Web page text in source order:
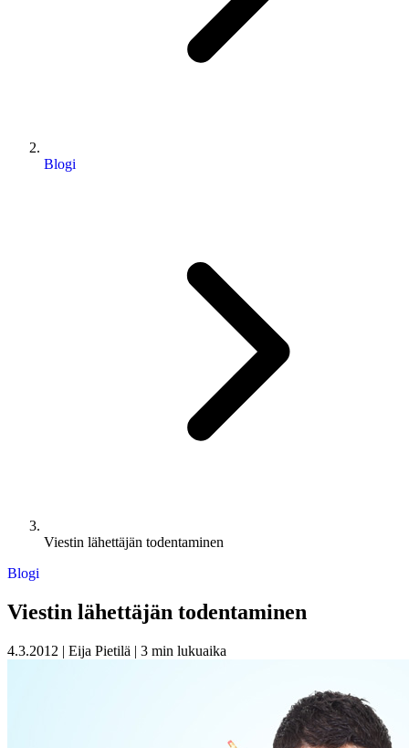
Blogi
Viestin lähettäjän todentaminen
Blogi
Viestin lähettäjän todentaminen
4.3.2012 | Eija Pietilä | 3 min lukuaika